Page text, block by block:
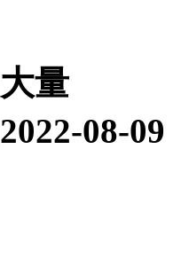
大量
2022-08-09